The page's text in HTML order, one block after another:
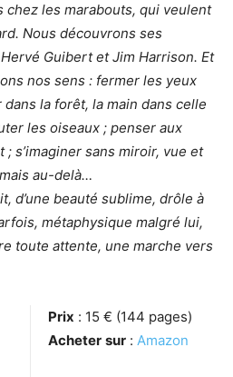
chez les marabouts, qui veulent
Nous découvrons ses
Guibert et Jim Harrison. Et
nos sens : fermer les yeux
la forêt, la main dans celle
les oiseaux ; penser aux
s’imaginer sans miroir, vue et
au-delà…
d’une beauté sublime, drôle à
métaphysique malgré lui,
toute attente, une marche vers
Prix : 15 € (144 pages)
Acheter sur : Amazon